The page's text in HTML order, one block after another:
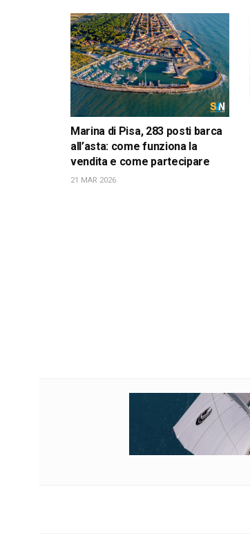
Marina di Pisa, 283 posti barca
all’asta: come funziona la
vendita e come partecipare
21 MAR 2026